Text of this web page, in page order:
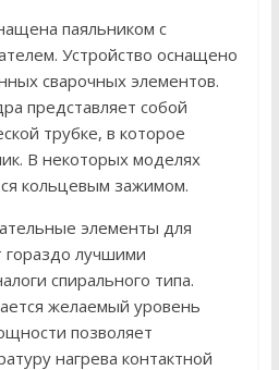
паяльником с
Устройство оснащено
сварочных элементов.
представляет собой
трубке, в которое
В некоторых моделях
кольцевым зажимом.
элементы для
гораздо лучшими
спирального типа.
желаемый уровень
позволяет
нагрева контактной